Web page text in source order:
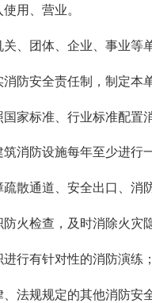
用、营业。
、团体、企业、事业等
消防安全责任制，制定
国家标准、行业标准配
筑消防设施每年至少进
疏散通道、安全出口、
防火检查，及时消除火灾
进行有针对性的消防演练；
、法规规定的其他消防安